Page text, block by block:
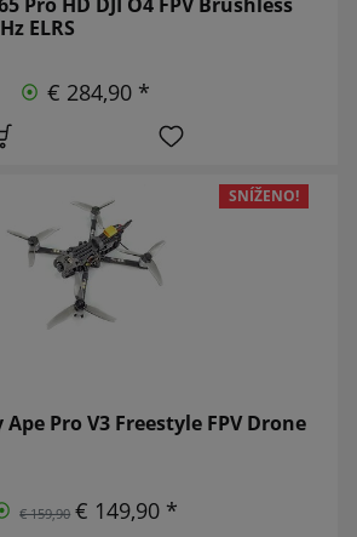
ELRS
€ 284,90 *
SNÍŽENO!
Pro V3 Freestyle FPV Drone
€ 159,90 € 149,90 *